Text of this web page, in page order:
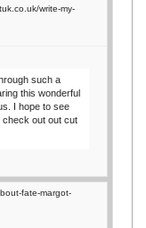
write-my-
such a
this wonderful
I hope to see
check out out cut
fate-margot-